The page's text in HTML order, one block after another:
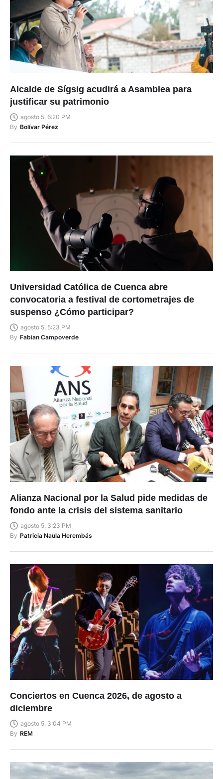
Alcalde de Sígsig acudirá a Asamblea para
justificar su patrimonio
agosto 5, 6:20 PM
By Bolívar Pérez
Universidad Católica de Cuenca abre
convocatoria a festival de cortometrajes de
suspenso ¿Cómo participar?
agosto 5, 5:23 PM
By Fabian Campoverde
Alianza Nacional por la Salud pide medidas de
fondo ante la crisis del sistema sanitario
agosto 5, 3:23 PM
By Patricia Naula Herembás
Conciertos en Cuenca 2026, de agosto a
diciembre
agosto 5, 3:04 PM
By REM